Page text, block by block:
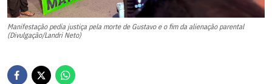
Manifestação pedia justiça pela morte de Gustavo e o fim da alienação parental
(Divulgação/Landri Neto)